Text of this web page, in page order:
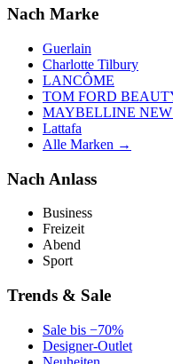
Nach Marke
Guerlain
Charlotte Tilbury
LANCÔME
TOM FORD
MAYBELLINE
Lattafa
Alle Marken →
Nach Anlass
Business
Freizeit
Abend
Sport
Trends & Sale
Sale bis −70%
Designer-Outlet